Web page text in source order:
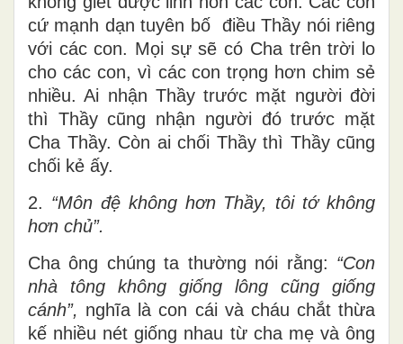
cứ mạnh dạn tuyên bố điều Thầy nói riêng
với các con. Mọi sự sẽ có Cha trên trời lo
cho các con, vì các con trọng hơn chim sẻ
nhiều. Ai nhận Thầy trước mặt người đời
thì Thầy cũng nhận người đó trước mặt
Cha Thầy. Còn ai chối Thầy thì Thầy cũng
chối kẻ ấy.
2. “Môn đệ không hơn Thầy, tôi tớ không
hơn chủ”.
Cha ông chúng ta thường nói rằng: “Con
nhà tông không giống lông cũng giống
cánh”, nghĩa là con cái và cháu chắt thừa
kế nhiều nét giống nhau từ cha mẹ và ông